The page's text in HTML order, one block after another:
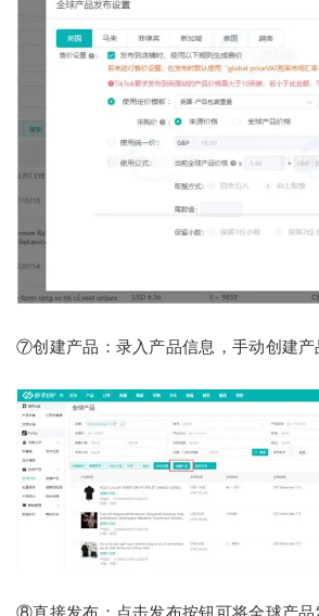
⑦创建产品：录入产品信息，手动创建产
⑧直接发布：点击发布按钮可将全球产品